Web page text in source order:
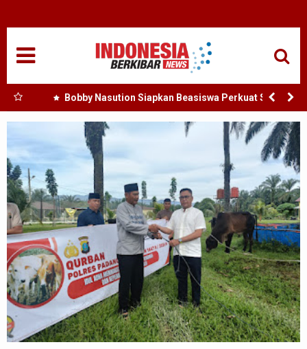
Bobby Nasution Siapkan Beasiswa Perkuat SDM
Kesehatan Kepulauan Nias
NASIONAL
SUMUT
MEDAN
TANJUNGBALAI
ACEH
EDUKASI
ADVETORIAL
REDAKSI